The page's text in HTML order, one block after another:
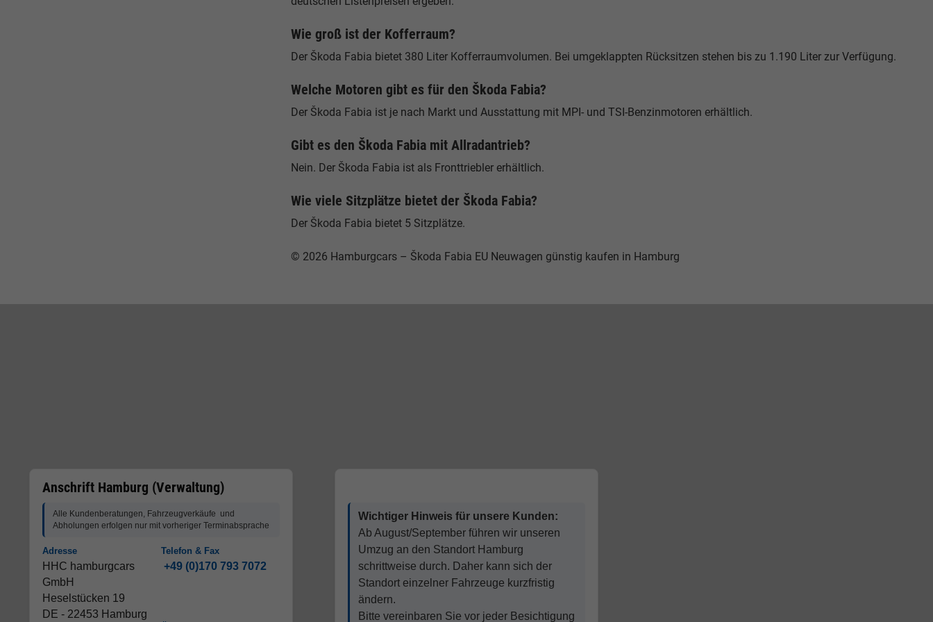
Wie groß ist der Kofferraum?
Der Škoda Fabia bietet 380 Liter Kofferraumvolumen. Bei umgeklappten Rücksitzen stehen bis zu 1.190 Liter zur Verfügung.
Welche Motoren gibt es für den Škoda Fabia?
Der Škoda Fabia ist je nach Markt und Ausstattung mit MPI- und TSI-Benzinmotoren erhältlich.
Gibt es den Škoda Fabia mit Allradantrieb?
Nein. Der Škoda Fabia ist als Fronttriebler erhältlich.
Wie viele Sitzplätze bietet der Škoda Fabia?
Der Škoda Fabia bietet 5 Sitzplätze.
© 2026 Hamburgcars – Škoda Fabia EU Neuwagen günstig kaufen in Hamburg
Anschrift Hamburg (Verwaltung)
Alle Kundenberatungen, Fahrzeugverkäufe und
Abholungen erfolgen nur mit vorheriger Terminabsprache
Adresse
HHC hamburgcars
GmbH
Heselstücken 19
DE - 22453 Hamburg
Telefon & Fax
+49 (0)170 793 7072
Wichtiger Hinweis für unsere Kunden:
Ab August/September führen wir unseren
Umzug an den Standort Hamburg
schrittweise durch. Daher kann sich der
Standort einzelner Fahrzeuge kurzfristig
ändern.
Bitte vereinbaren Sie vor jeder Besichtigung